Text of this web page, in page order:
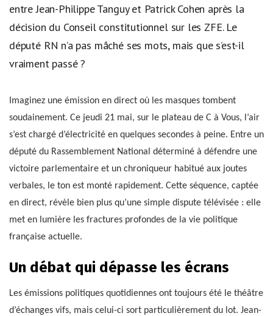
entre Jean-Philippe Tanguy et Patrick Cohen après la
décision du Conseil constitutionnel sur les ZFE. Le
député RN n’a pas mâché ses mots, mais que s’est-il
vraiment passé ?
Imaginez une émission en direct où les masques tombent
soudainement. Ce jeudi 21 mai, sur le plateau de C à Vous, l’air
s’est chargé d’électricité en quelques secondes à peine. Entre un
député du Rassemblement National déterminé à défendre une
victoire parlementaire et un chroniqueur habitué aux joutes
verbales, le ton est monté rapidement. Cette séquence, captée
en direct, révèle bien plus qu’une simple dispute télévisée : elle
met en lumière les fractures profondes de la vie politique
française actuelle.
Un débat qui dépasse les écrans
Les émissions politiques quotidiennes ont toujours été le théâtre
d’échanges vifs, mais celui-ci sort particulièrement du lot. Jean-